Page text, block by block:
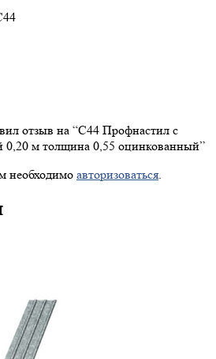
отзыв на “С44 Профнастил с
0,20 м толщина 0,55 оцинкованный”
необходимо авторизоваться.